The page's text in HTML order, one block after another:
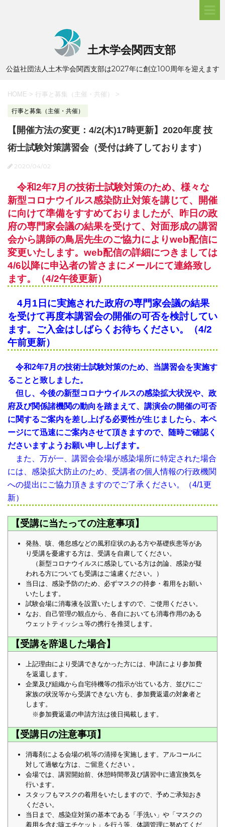
土木学会関西支部
公益社団法人土木学会関西支部は2027年に創立100周年を迎えます
HOME > 行事と募集（主催・共催） >
行事と募集（主催・共催）
【開催方法の変更：4/2(木)17時更新】2020年度 技
術士試験対策講習会（受付は終了しております）
2020/04/02
令和2年7月の技術士試験対策のため、様々な
新型コロナウイルス感染防止対策を講じて、開催
に向けて準備をすすめておりましたが、昨日の政
府の専門家会議の結果を受けて、対面形成の講習
会から講師の鳥居先生のご協力によりweb配信に
変更いたします。web配信の詳細につきましては
4/6以降に申込者の皆さまにメールにて連絡致し
ます。（4/2午後更新）
4月1日に実施された政府の専門家会議の結果
を受けて再度本講習会の開催の可否を検討してい
ます。ご入金はしばらくお待ちください。（4/2
午前更新）
令和2年7月の技術士試験対策のため、当講習会を実施す
ることと致しました。
但し、今後の新型コロナウイルスの感染拡大状況や、政
府及び関係諸機関の動向を踏まえて、講演会の開催の可否
に関するご案内を差し上げる必要性が生じましたら、本ペ
ージにて迅速にご案内させて頂きますので、随時ご確認く
ださいますようお願い申し上げます。
また、万が一、講習会会場が感染場所に特定された場合
には、感染拡大防止のため、受講者の個人情報の行政機関
への提出にご協力頂きますのでご了承ください。（4/1更
新）
【受講に当たっての注意事項】
発熱、咳、倦怠感などの風邪症状のある方や基礎疾患等があ
り受講を憂慮する方は、受講を自粛してください。
（新型コロナウイルスに感染している方は勿論、感染が疑
われる方についても受講はご遠慮ください。）
当日は、感染予防のため、必ずマスクの持参・着用をお願い
いたします。
試験会場に消毒液を設置いたしますので、ご使用ください。
なお、自己管理の観点から、各自においても消毒作用のある
ウェットティッシュ等の携行を推奨します。
【受講を辞退した場合】
上記理由により受講できなかった方には、申請により参加費
を返還します。
企業及び組織から自宅待機等の指示が出ている方、並びにご
家族の状況等から受講できない方も、参加費返還の対象者と
します。
※参加費返還の申請方法は後日掲載します。
【受講日の注意事項】
消毒剤による会場の机等の清掃を実施します。アルコールに
対して過敏な方は、ご留意ください 。
会場では、講習開始前、休憩時間帯及び講習中に適宜換気を
行います。
スタッフもマスクの着用をいたしますので、予めご承知おき
ください。
当日まで、感染症対策の基本である「手洗い」や「マスクの
着用を含む咳エチケット」を行う等、体調管理に努めてくだ